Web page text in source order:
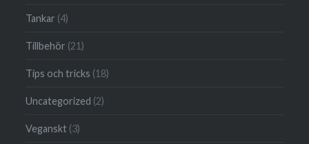
Tankar (4)
Tillbehör (21)
Tips och tricks (18)
Uncategorized (2)
Veganskt (3)